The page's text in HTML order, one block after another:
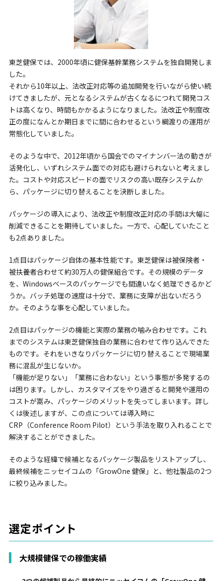
東芝健保では、2000年頃に健保基幹業務システムを独自開発しま
した。
それから10年以上、法改正対応等の追加開発を行いながら使い続
けてきましたが、元となるシステムが古くなるにつれて開発コス
トは高くなり、時間もかかるようになりました。法改正や制度改
正の度になんとか期日までに間に合わせるという綱渡りの運用が
常態化していました。
そのような中で、2012年頃から国会でのマイナンバー法の動きが
活発化し、いずれシステム面での対応も避けられないと考えまし
た。コストや対応スピードの面でリスクの高い既存システムか
ら、パッケージに切り替えることを決断しました。
パッケージの導入により、法改正や制度改正対応の手間は大幅に
削減できることを期待していました。一方で、心配していたこと
も2点ありました。
1点目はパッケージ自体の基本性能です。東芝健保は被保険者・
被扶養者合わせて約30万人の健保組合です。その規模のデータ
を、Windowsベースのパッケージでも間違いなく処理できるかど
うか。バッチ処理の速度は十分で、業務に支障が出ないだろう
か。そのような事を心配していました。
2点目はパッケージの機能と実際の業務の噛み合わせです。これ
までのシステムは東芝健保独自の業務に合わせて作り込んできた
ものです。それをいきなりパッケージに切り替えることで現場業
務に混乱が生じないか。
「機能が足りない」「業務に合わない」という事態が多発するの
は困ります。しかし、カスタマイズをやり過ぎると開発や運用の
コストが嵩み、パッケージのメリットを失ってしまいます。詳し
くは後述しますが、この点については導入時に
CRP（Conference Room Pilot）という手法を取り入れることで
解決することができました。
そのような経緯で候補となるパッケージ製品をリストアップし、
最終候補をニッセイコムの「GrowOne 健保」と、他社製品の2つ
に絞り込みました。
選定ポイント
大規模健保での稼働実績